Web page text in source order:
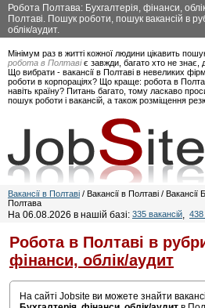
Робота Полтава: Бухгалтерія, фінанси,
Полтаві. Пошук роботи, пошук вакансій в
облік/аудит.
Мінімум раз в житті кожної людини цікавить
робота в Полтавіє завжди, багато хто не знає,
Що вибрати - вакансії в Полтаві в невеликих
роботи в корпораціях? Що краще: робота в
навіть країну? Питань багато, тому ласкаво
пошук роботи і вакансій, а також розміщення
Вакансії в Полтаві / Вакансії в Полтаві / Вакансії
Полтава
На 06.08.2026 в нашій базі: 335 вакансій,
Робота в Полтаві в
фінанси, облік/аудит
На сайті Jobsite ви можете знайти